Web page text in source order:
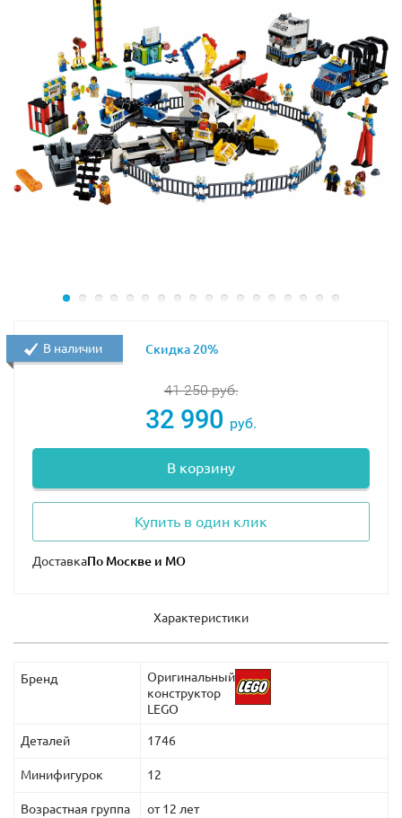
преимущественно коричневого цвета.
В наборе есть еще несколько сборочных единиц с
десятками дополнительных плиток решетки и узкий
участок сверху, который включает в себя смотровую
площадку. Площадка находится на 102-м этаже, чуть
ниже мачты, на высоте 373 метра над землей или 38
см на модели лего 21046.
Мачта, которая когда-то использовалась для стыковки
небоскреба интересно не только созерцать, но и
приемы, и игрок не будет постоянно выравнивать
крошечные детали размером 1x1.
В дизайне здания есть что-то особенное: его
пропорции, ракетоподобная внешность, стиль арт-
деко. Эта модель позволяет по-настоящему оценить
масштабы оригинального небоскреба в Нью-Йорке.
Купить лего Эмпайр Стейт Билдинг можно на сайте:
https://lekub.ru/
что это самая высокая модель из коллекции LEGO
41 250руб.
32 990 руб.
В корзину
Купить в один клик
Доставка
В наличии Скидка 20%
Характеристики
Бренд
Оригинальный
конструктор
LEGO
Деталей 1746
Минифигурок 12
Возрастная группа от 12 лет